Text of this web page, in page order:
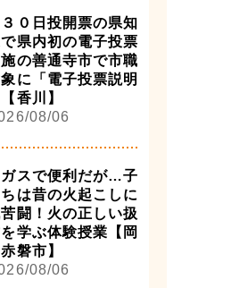
３０日投開票の県知
県内初の電子投票
の善通寺市で市職
に「電子投票説明
香川】
08/06
スで便利だが…子
は昔の火起こしに
闘！火の正しい扱
学ぶ体験授業【岡
磐市】
08/06